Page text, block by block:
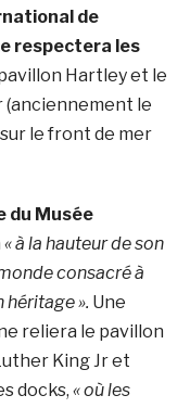
de
respectera les
Hartley et le
(anciennement le
le front de mer
du Musée
« à la hauteur de son
consacré à
héritage ». Une
reliera le pavillon
King Jr et
docks, « où les